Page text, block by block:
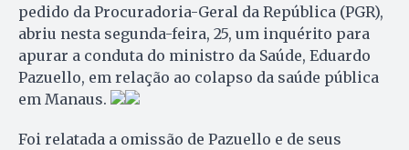
pedido da Procuradoria-Geral da República (PGR),
abriu nesta segunda-feira, 25, um inquérito para
apurar a conduta do ministro da Saúde, Eduardo
Pazuello, em relação ao colapso da saúde pública
em Manaus.
Foi relatada a omissão de Pazuello e de seus